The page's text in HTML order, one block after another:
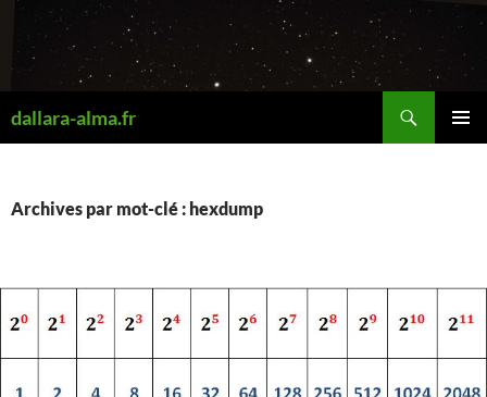
contenu
dallara-alma.fr
Archives par mot-clé : hexdump